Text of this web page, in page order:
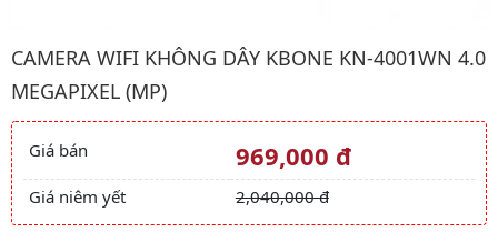
Hình ảnh đại diện của sản phẩm Camera wifi không dây
CAMERA WIFI KHÔNG DÂY KBONE KN-4001WN 4.0
MEGAPIXEL (MP)
Giá và khuyến mãi
Giá bán 969,000 đ
Giá niêm yết 2,040,000 đ